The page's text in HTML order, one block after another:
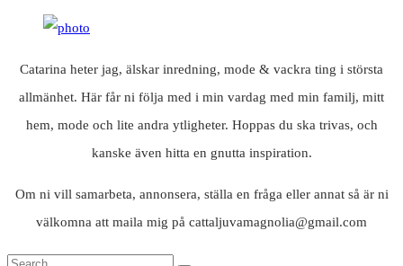
Catarina heter jag, älskar inredning, mode & vackra ting i största
allmänhet. Här får ni följa med i min vardag med min familj, mitt
hem, mode och lite andra ytligheter. Hoppas du ska trivas, och
kanske även hitta en gnutta inspiration.
Om ni vill samarbeta, annonsera, ställa en fråga eller annat så är ni
välkomna att maila mig på cattaljuvamagnolia@gmail.com